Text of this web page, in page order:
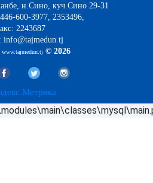
н.Сино, куч.Сино 29-31
600-3977, 2353496,
2243687
info@tajmedun.tj
www.tajmedun.tj © 2026